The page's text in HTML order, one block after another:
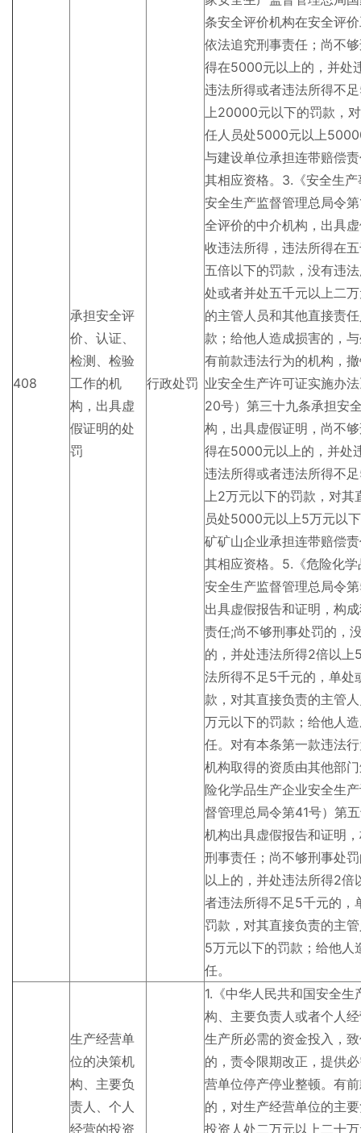
408
承担安全评
价、认证、
检测、检验
工作的机
构，出具虚
假证明的处
罚
行政处罚
条安全评价机构在安全评
依法追究刑事责任；尚不
得在5000元以上的，并处
违法所得或者违法所得不
上20000元以下的罚款，
任人员处5000元以上
与建设单位承担连带赔偿
其相应资格。3.《安全生
安全生产监督管理总局令
全评价的中介机构，出具
收违法所得，违法所得在
五倍以下的罚款，没有违
处或者并处五千元以上二
的主管人员和其他直接责
款；给他人造成损害的，
有前款违法行为的机构，
业安全生产许可证实施办
20号）第三十九条承担安
构，出具虚假证明，尚不
得在5000元以上的，并处
违法所得或者违法所得不
上2万元以下的罚款，对其
员处5000元以上5万元以
矿矿山企业承担连带赔偿
其相应资格。5.《危险化
安全生产监督管理总局令
出具虚假报告和证明，构
责任;尚不够刑事处罚的，
的，并处违法所得2倍以
法所得不足5千元的，单处
款，对其直接负责的主管
万元以下的罚款；给他人
任。对有本条第一款违法
机构取得的资质由其他部
险化学品生产企业安全生
督管理总局令第41号）第
机构出具虚假报告和证明
刑事责任；尚不够刑事处
以上的，并处违法所得2
者违法所得不足5千元的，
罚款，对其直接负责的主
5万元以下的罚款；给他人
任。
生产经营单
位的决策机
构、主要负
责人、个人
经营的投资
1.《中华人民共和国安全
构、主要负责人或者个人
生产所必需的资金投入，
的，责令限期改正，提供
营单位停产停业整顿。有
的，对生产经营单位的主
投资人处二万元以上二十